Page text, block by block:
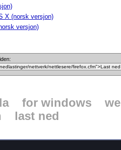
X (norsk versjon)
versjon)
for windows
last ned